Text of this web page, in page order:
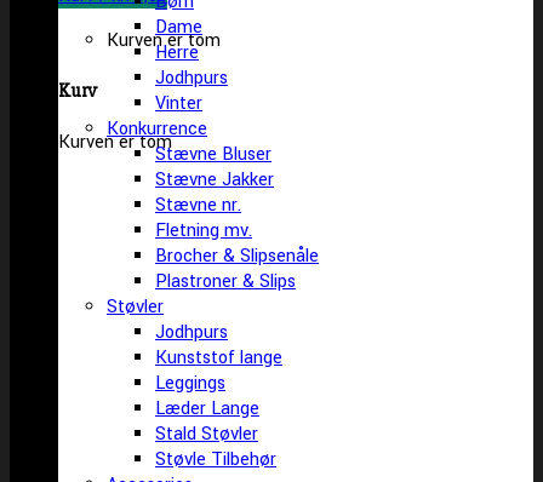
Kurven er tom
Kurv
Kurven er tom
Dame
Herre
Jodhpurs
Vinter
Konkurrence
Stævne Bluser
Stævne Jakker
Stævne nr.
Fletning mv.
Brocher & Slipsenåle
Plastroner & Slips
Støvler
Jodhpurs
Kunststof lange
Leggings
Læder Lange
Stald Støvler
Støvle Tilbehør